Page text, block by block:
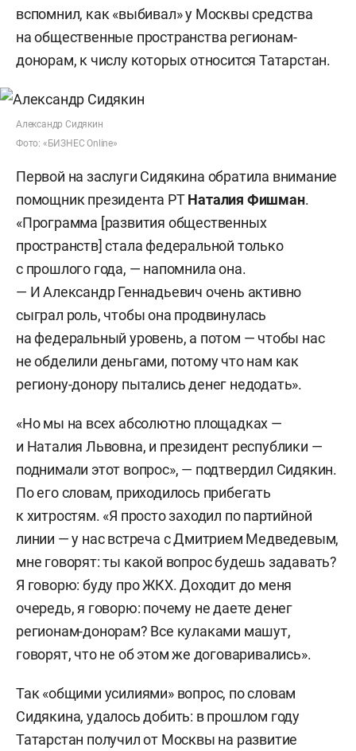
вспомнил, как «выбивал» у Москвы средства
на общественные пространства регионам-
донорам, к числу которых относится Татарстан.
Александр Сидякин
Фото: «БИЗНЕС Online»
Первой на заслуги Сидякина обратила внимание
помощник президента РТНаталия Фишман.
«Программа [развития общественных
пространств] стала федеральной только
с прошлого года, — напомнила она.
— И Александр Геннадьевич очень активно
сыграл роль, чтобы она продвинулась
на федеральный уровень, а потом — чтобы нас
не обделили деньгами, потому что нам как
региону-донору пытались денег недодать».
«Но мы на всех абсолютно площадках —
и Наталия Львовна, и президент республики —
поднимали этот вопрос», — подтвердил Сидякин.
По его словам, приходилось прибегать
к хитростям. «Я просто заходил по партийной
линии — у нас встреча с Дмитрием Медведевым,
мне говорят: ты какой вопрос будешь задавать?
Я говорю: буду про ЖКХ. Доходит до меня
очередь, я говорю: почему не даете денег
регионам-донорам? Все кулаками машут,
говорят, что не об этом же договаривались».
Так «общими усилиями» вопрос, по словам
Сидякина, удалось добить: в прошлом году
Татарстан получил от Москвы на развитие